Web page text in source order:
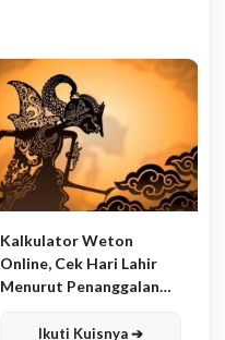
Kalkulator Weton
Online, Cek Hari Lahir
Menurut Penanggalan
Ikuti Kuisnya ➔